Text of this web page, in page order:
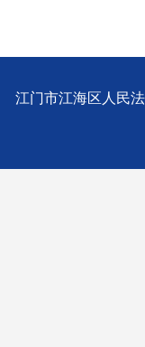
江门市江海区人民